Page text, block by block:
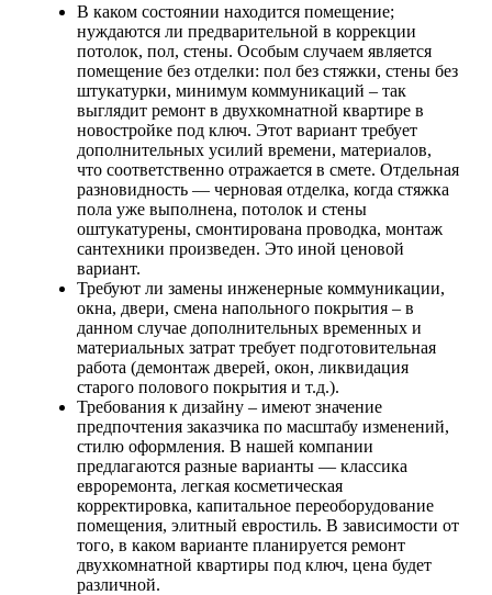
В каком состоянии находится помещение;
нуждаются ли предварительной в коррекции
потолок, пол, стены. Особым случаем является
помещение без отделки: пол без стяжки, стены без
штукатурки, минимум коммуникаций – так
выглядит ремонт в двухкомнатной квартире в
новостройке под ключ. Этот вариант требует
дополнительных усилий времени, материалов,
что соответственно отражается в смете. Отдельная
разновидность — черновая отделка, когда стяжка
пола уже выполнена, потолок и стены
оштукатурены, смонтирована проводка, монтаж
сантехники произведен. Это иной ценовой
вариант.
Требуют ли замены инженерные коммуникации,
окна, двери, смена напольного покрытия – в
данном случае дополнительных временных и
материальных затрат требует подготовительная
работа (демонтаж дверей, окон, ликвидация
старого полового покрытия и т.д.).
Требования к дизайну – имеют значение
предпочтения заказчика по масштабу изменений,
стилю оформления. В нашей компании
предлагаются разные варианты — классика
евроремонта, легкая косметическая
корректировка, капитальное переоборудование
помещения, элитный евростиль. В зависимости от
того, в каком варианте планируется ремонт
двухкомнатной квартиры под ключ, цена будет
различной.